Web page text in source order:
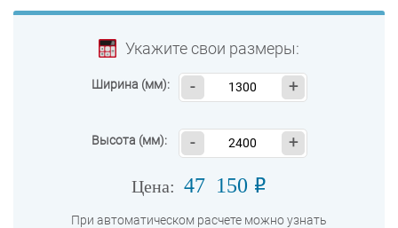
Укажите свои размеры:
Ширина (мм): - +
Высота (мм): - +
Цена: 47 150 o
При автоматическом расчете можно узнать